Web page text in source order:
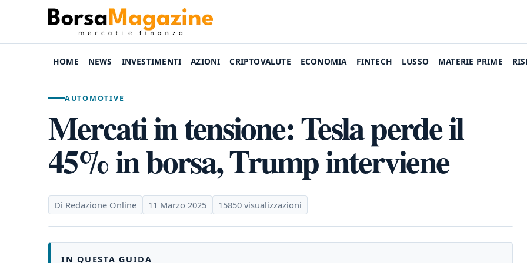
HOME NEWS INVESTIMENTI AZIONI CRIPTOVALUTE ECONOMIA FINTECH LUSSO MATERIE PRIME
AUTOMOTIVE
Mercati in tensione: Tesla perde il
45% in borsa, Trump interviene
Di Redazione Online 11 Marzo 2025 15850 visualizzazioni
IN QUESTA GUIDA